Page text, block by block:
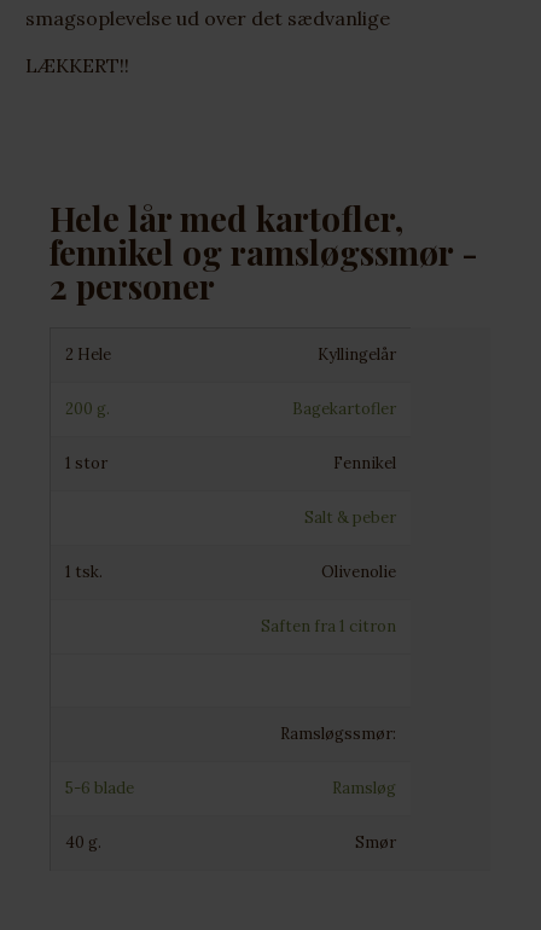
smagsoplevelse ud over det sædvanlige
LÆKKERT!!
Hele lår med kartofler,
fennikel og ramsløgssmør -
2 personer
2 Hele Kyllingelår
200 g. Bagekartofler
1 stor Fennikel
Salt & peber
1 tsk. Olivenolie
Saften fra 1 citron
Ramsløgssmør:
5-6 blade Ramsløg
40 g. Smør